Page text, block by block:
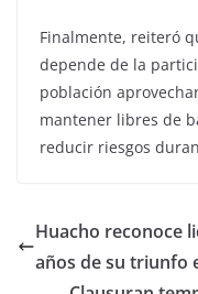
Finalmente, reiteró
depende de la
población
mantener libres de
reducir riesgos
Huacho reconoce
años de su triunfo